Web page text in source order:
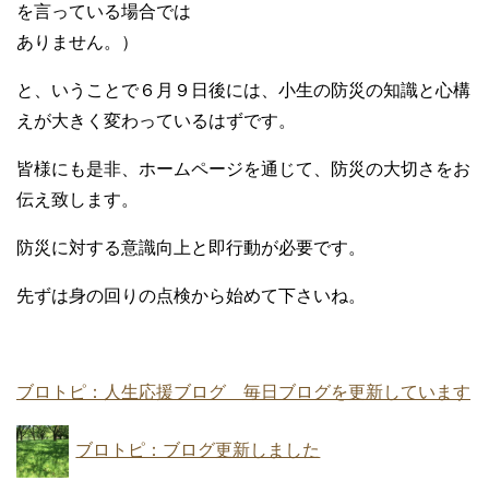
を言っている場合では
ありません。）
と、いうことで６月９日後には、小生の防災の知識と心構
えが大きく変わっているはずです。
皆様にも是非、ホームページを通じて、防災の大切さをお
伝え致します。
防災に対する意識向上と即行動が必要です。
先ずは身の回りの点検から始めて下さいね。
ブロトピ：人生応援ブログ 毎日ブログを更新しています
ブロトピ：ブログ更新しました